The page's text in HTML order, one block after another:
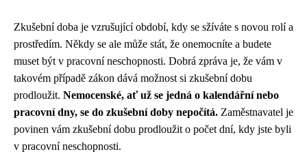
Zkušební doba je vzrušující období, kdy se sžíváte s novou rolí a
prostředím. Někdy se ale může stát, že onemocníte a budete
muset být v pracovní neschopnosti. Dobrá zpráva je, že vám v
takovém případě zákon dává možnost si zkušební dobu
prodloužit. Nemocenské, ať už se jedná o kalendářní nebo
pracovní dny, se do zkušební doby nepočítá. Zaměstnavatel je
povinen vám zkušební dobu prodloužit o počet dní, kdy jste byli
v pracovní neschopnosti.